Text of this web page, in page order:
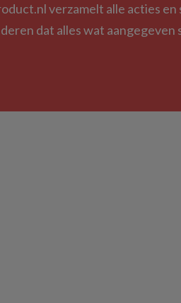
verzamelt alle acties en
dat alles wat aangegeven